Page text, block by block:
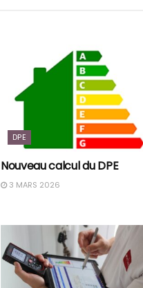
DPE
Nouveau calcul du DPE
3 MARS 2026